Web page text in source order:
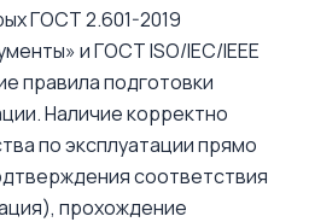
ГОСТ 2.601-2019
и ГОСТ ISO/IEC/IEEE
правила подготовки
Наличие корректно
по эксплуатации прямо
соответствия
прохождение